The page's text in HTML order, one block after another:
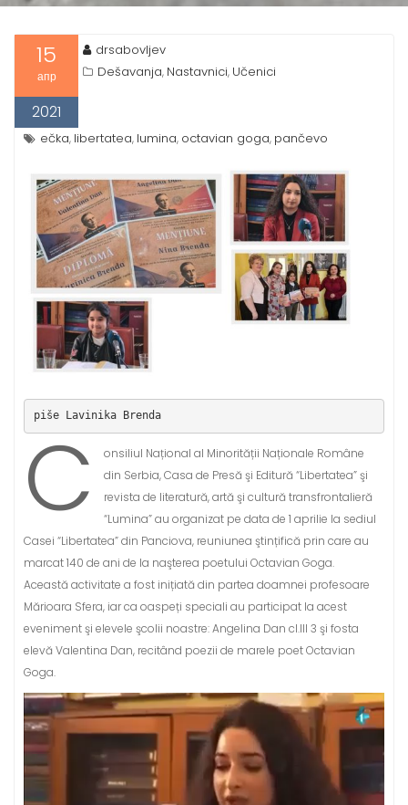
15
апр
2021
drsabovljev
Dešavanja, Nastavnici, Učenici
ečka, libertatea, lumina, octavian goga, pančevo
piše Lavinika Brenda
C onsiliul Național al Minorității Naționale Române
din Serbia, Casa de Presă şi Editură “Libertatea” şi
revista de literatură, artă şi cultură transfrontalieră
“Lumina” au organizat pe data de 1 aprilie la sediul
Casei “Libertatea” din Panciova, reuniunea ştințifică prin care au
marcat 140 de ani de la naşterea poetului Octavian Goga.
Această activitate a fost inițiată din partea doamnei profesoare
Mărioara Sfera, iar ca oaspeți speciali au participat la acest
eveniment şi elevele şcolii noastre: Angelina Dan cl.III 3 şi fosta
elevă Valentina Dan, recitând poezii de marele poet Octavian
Goga.